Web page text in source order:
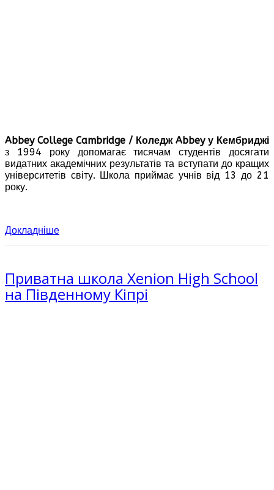
Abbey College Cambridge / Коледж Abbey у Кембриджі
з 1994 року допомагає тисячам студентів досягати
видатних академічних результатів та вступати до кращих
університетів світу. Школа приймає учнів від 13 до 21
року.
Докладніше
Приватна школа Xenion High School
на Південному Кіпрі